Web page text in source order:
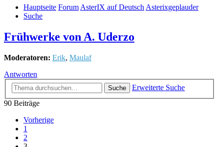
Hauptseite ForumAsterIX auf DeutschAsterixgeplauder
Suche
Frühwerke von A. Uderzo
Moderatoren: Erik, Maulaf
Antworten
Suche
Erweiterte Suche
90 Beiträge
Vorherige
1
2